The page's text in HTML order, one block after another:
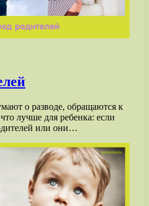
о разводе, обращаются к
лучше для ребенка: если
или они…